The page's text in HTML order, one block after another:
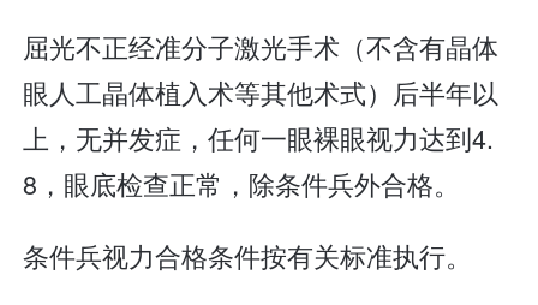
屈光不正经准分子激光手术（不含有晶体
眼人工晶体植入术等其他术式）后半年以
上，无并发症，任何一眼裸眼视力达到4.
8，眼底检查正常，除条件兵外合格。
条件兵视力合格条件按有关标准执行。